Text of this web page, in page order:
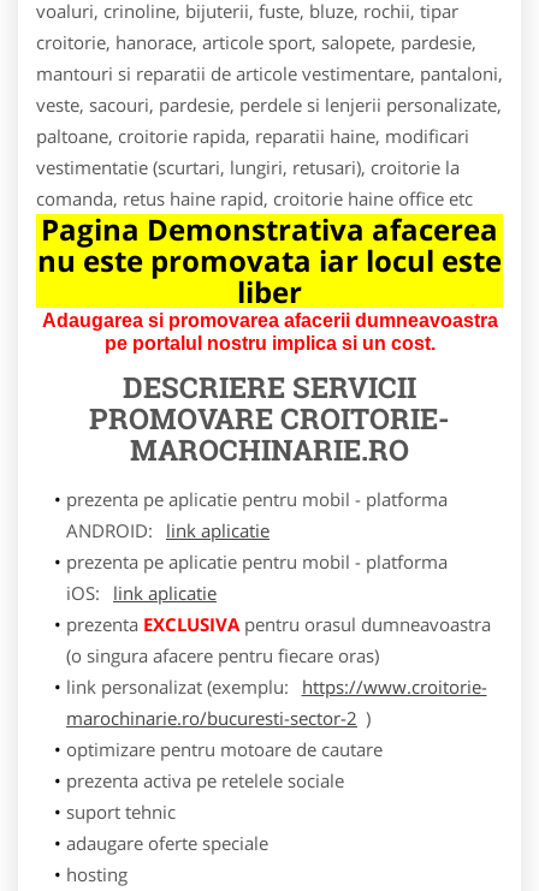
voaluri, crinoline, bijuterii, fuste, bluze, rochii, tipar
croitorie, hanorace, articole sport, salopete, pardesie,
mantouri si reparatii de articole vestimentare, pantaloni,
veste, sacouri, pardesie, perdele si lenjerii personalizate,
paltoane, croitorie rapida, reparatii haine, modificari
vestimentatie (scurtari, lungiri, retusari), croitorie la
comanda, retus haine rapid, croitorie haine office etc
Pagina Demonstrativa afacerea
nu este promovata iar locul este
liber
Adaugarea si promovarea afacerii dumneavoastra
pe portalul nostru implica si un cost.
DESCRIERE SERVICII
PROMOVARECROITORIE-
MAROCHINARIE.RO
prezenta pe aplicatie pentru mobil - platforma
ANDROID:
link aplicatie
prezenta pe aplicatie pentru mobil - platforma
iOS:
link aplicatie
prezenta EXCLUSIVApentru orasul dumneavoastra
(o singura afacere pentru fiecare oras)
link personalizat (exemplu:
https://www.croitorie-
marochinarie.ro/bucuresti-sector-2 )
optimizare pentru motoare de cautare
prezenta activa pe retelele sociale
suport tehnic
adaugare oferte speciale
hosting